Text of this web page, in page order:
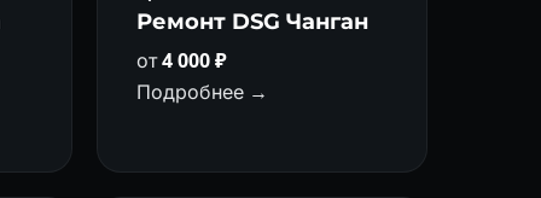
Ремонт DSG Чанган
от4 000 ₽
Подробнее →